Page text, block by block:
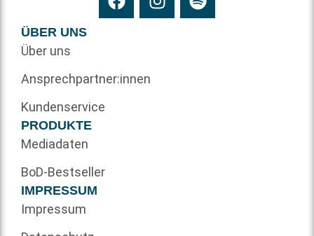
ÜBER UNS
Über uns
Ansprechpartner:innen
Kundenservice
PRODUKTE
Mediadaten
BoD-Bestseller
IMPRESSUM
Impressum